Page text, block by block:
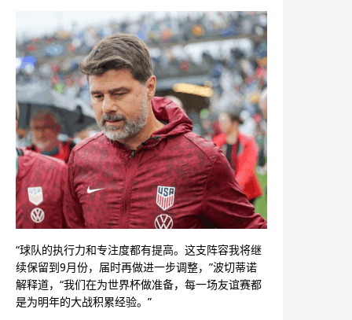
“球队的执行力和专注度都有提高。这支阵容我将继
续保留到9月份，届时再做进一步调整，”波切蒂诺
解释道，“我们在为世界杯做准备，每一场友谊赛都
是为明年的大战积累经验。”